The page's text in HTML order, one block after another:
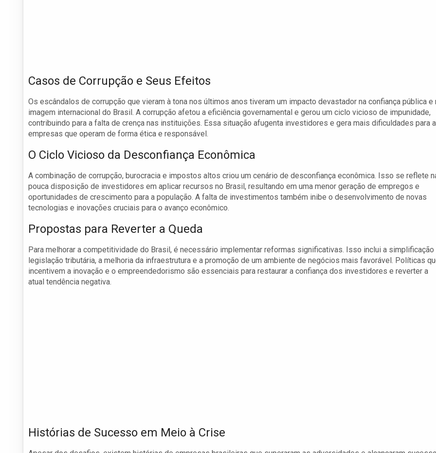
Casos de Corrupção e Seus Efeitos
Os escândalos de corrupção que vieram à tona nos últimos anos tiveram um impacto devastador na confiança pública e
imagem internacional do Brasil. A corrupção afetou a eficiência governamental e gerou um ciclo vicioso de impunidade,
contribuindo para a falta de crença nas instituições. Essa situação afugenta investidores e gera mais dificuldades para
empresas que operam de forma ética e responsável.
O Ciclo Vicioso da Desconfiança Econômica
A combinação de corrupção, burocracia e impostos altos criou um cenário de desconfiança econômica. Isso se reflete
pouca disposição de investidores em aplicar recursos no Brasil, resultando em uma menor geração de empregos e
oportunidades de crescimento para a população. A falta de investimentos também inibe o desenvolvimento de novas
tecnologias e inovações cruciais para o avanço econômico.
Propostas para Reverter a Queda
Para melhorar a competitividade do Brasil, é necessário implementar reformas significativas. Isso inclui a simplificação
legislação tributária, a melhoria da infraestrutura e a promoção de um ambiente de negócios mais favorável. Políticas
incentivem a inovação e o empreendedorismo são essenciais para restaurar a confiança dos investidores e reverter a
atual tendência negativa.
Histórias de Sucesso em Meio à Crise